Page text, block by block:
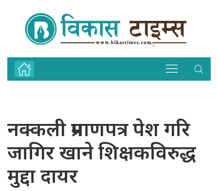
नक्कली प्रमाणपत्र पेश गरि
जागिर खाने शिक्षकविरुद्ध
मुद्दा दायर